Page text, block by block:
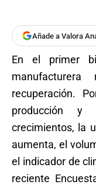
Añade a Valora
En el primer
recuperación.
producción y
crecimientos, la
aumenta, el
el indicador de
reciente